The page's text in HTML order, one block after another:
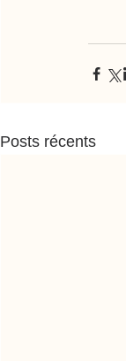
Posts récents